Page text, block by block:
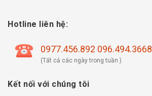
Hotline liên hệ:
0977.456.892 096.494.3668
(Tất cả các ngày trong tuần )
Kết nối với chúng tôi